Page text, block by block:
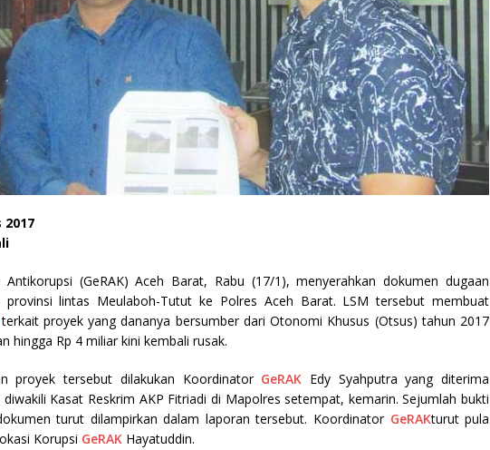
Antikorupsi (GeRAK) Aceh Barat, Rabu (17/1), menyerahkan dokumen dugaan
lintas Meulaboh-Tutut ke Polres Aceh Barat. LSM tersebut membuat
terkait proyek yang dananya bersumber dari Otonomi Khusus (Otsus) tahun 2017
hingga Rp 4 miliar kini kembali rusak.
proyek tersebut dilakukan Koordinator GeRAK Edy Syahputra yang diterima
Kasat Reskrim AKP Fitriadi di Mapolres setempat, kemarin. Sejumlah bukti
turut dilampirkan dalam laporan tersebut. Koordinator GeRAKturut pula
Korupsi GeRAK Hayatuddin.